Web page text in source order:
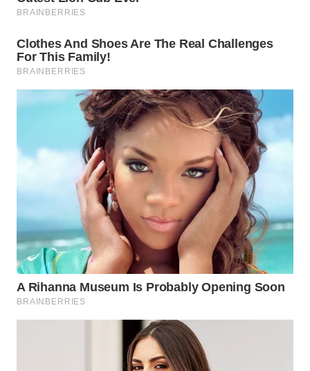
WN
WN
MAJALENGKA
WN
SUBANG
WN
SUKABUMI
WN